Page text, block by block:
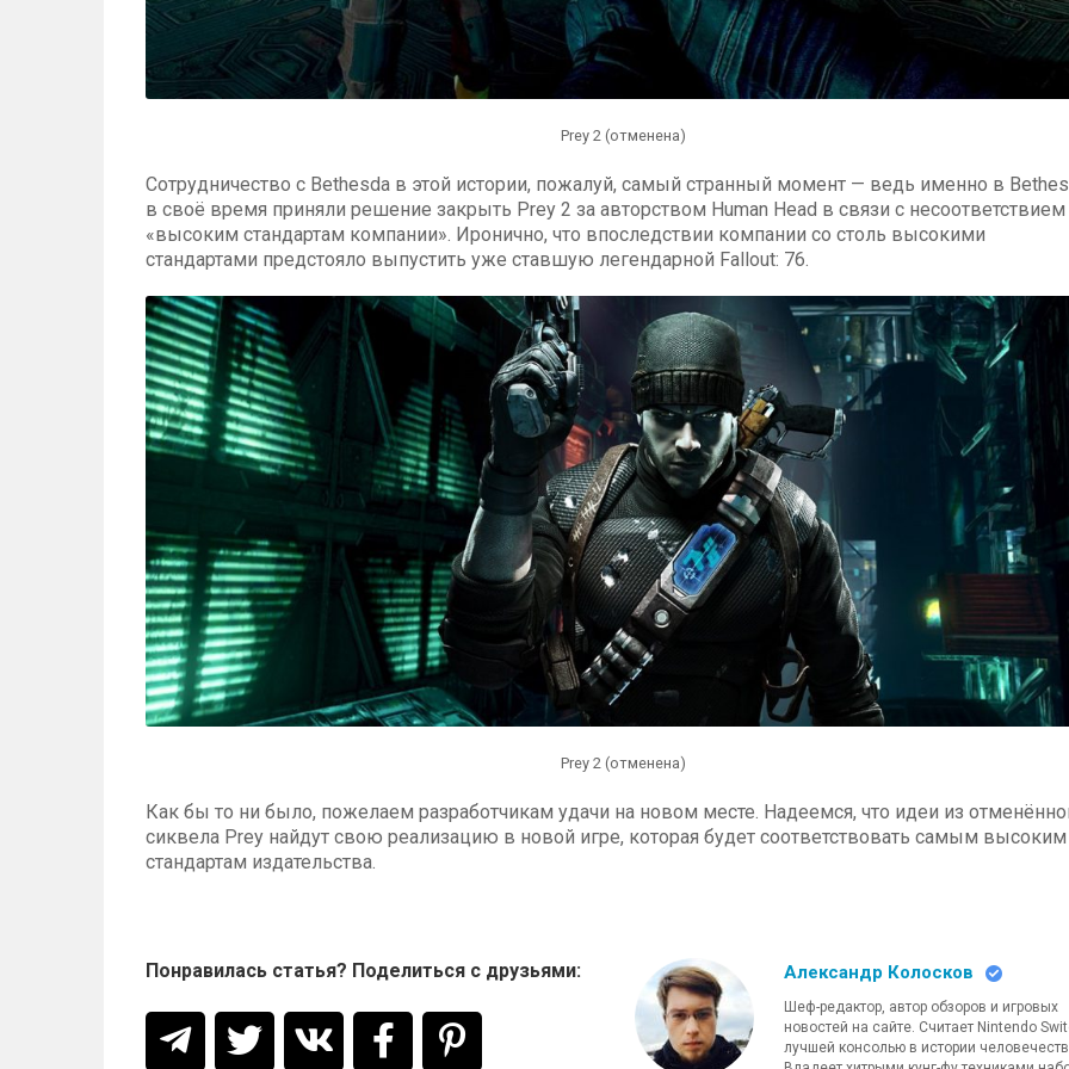
Prey 2 (отменена)
Сотрудничество с Bethesda в этой истории, пожалуй, самый странный момент — ведь именно в
в своё время приняли решение закрыть Prey 2 за авторством Human Head в связи с несоответствием
«высоким стандартам компании». Иронично, что впоследствии компании со столь высокими
стандартами предстояло выпустить уже ставшую легендарной Fallout: 76.
Prey 2 (отменена)
Как бы то ни было, пожелаем разработчикам удачи на новом месте. Надеемся, что идеи из
сиквела Prey найдут свою реализацию в новой игре, которая будет соответствовать самым высоким
стандартам издательства.
Понравилась статья? Поделиться с друзьями: Александр Колосков
Шеф-редактор, автор обзоров и игровых
новостей на сайте. Считает Nintendo
лучшей консолью в истории